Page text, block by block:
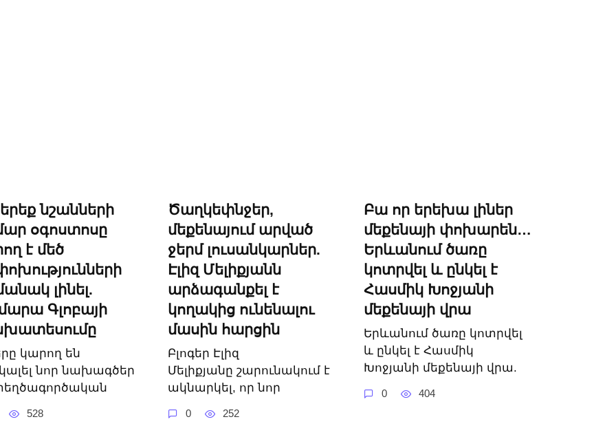
նշանների
օգոստոսը
է մեծ
լինել.
Գլոբայի
կարող են
նոր նախագծեր
528
Ծաղկեփնջեր,
մեքենայում արված
ջերմ լուսանկարներ.
Էլիզ Մելիքյանն
արձագանքել է
կողակից ունենալու
մասին հարցին
Բլոգեր Էլիզ
Մելիքյանը շարունակում է
ակնարկել, որ նոր
0 252
Բա որ երեխա լիներ
մեքենայի փոխարեն…
Երևանում ծառը
կոտրվել և ընկել է
Հասմիկ Խոջյանի
մեքենայի վրա
Երևանում ծառը կոտրվել
և ընկել է Հասմիկ
Խոջյանի մեքենայի վրա.
0 404